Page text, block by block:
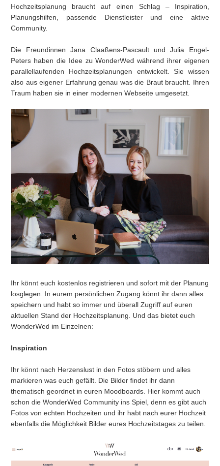
Hochzeitsplanung braucht auf einen Schlag – Inspiration,
Planungshilfen, passende Dienstleister und eine aktive
Community.
Die Freundinnen Jana Claaßens-Pascault und Julia Engel-
Peters haben die Idee zu WonderWed während ihrer eigenen
parallellaufenden Hochzeitsplanungen entwickelt. Sie wissen
also aus eigener Erfahrung genau was die Braut braucht. Ihren
Traum haben sie in einer modernen Webseite umgesetzt.
Ihr könnt euch kostenlos registrieren und sofort mit der Planung
losglegen. In eurem persönlichen Zugang könnt ihr dann alles
speichern und habt so immer und überall Zugriff auf euren
aktuellen Stand der Hochzeitsplanung. Und das bietet euch
WonderWed im Einzelnen:
Inspiration
Ihr könnt nach Herzenslust in den Fotos stöbern und alles
markieren was euch gefällt. Die Bilder findet ihr dann
thematisch geordnet in euren Moodboards. Hier kommt auch
schon die WonderWed Community ins Spiel, denn es gibt auch
Fotos von echten Hochzeiten und ihr habt nach eurer Hochzeit
ebenfalls die Möglichkeit Bilder eures Hochzeitstages zu teilen.